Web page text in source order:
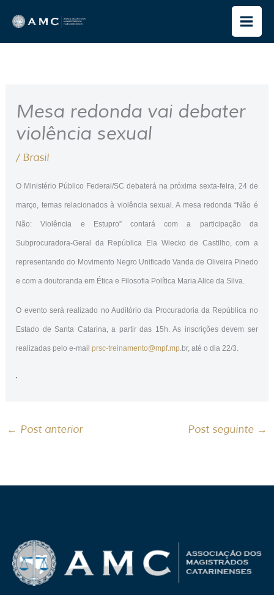
para
o
Mesa redonda vai debater
violência sexual
/ Brasil
O Ministério Público Federal/SC debaterá na próxima sexta-feira, 24 de
março, temas relacionados à violência sexual. A mesa redonda “Não é
Não: Violência e Estupro” contará com a participação da
Subprocuradora-Geral da República Ela Wiecko de Castilho, com a
representando do Movimento Negro Unificado Vanda de Oliveira Pinedo
e com a doutoranda em Ética e Filosofia Política Maria Alice da Silva.
O evento será realizado no Auditório da Procuradoria da República no
Estado de Santa Catarina, a partir das 15h. As inscrições devem ser
realizadas pelo e-mailprsc-treinamento@mpf.mp .br, até o dia 22/3.
← Post anterior Post seguinte →